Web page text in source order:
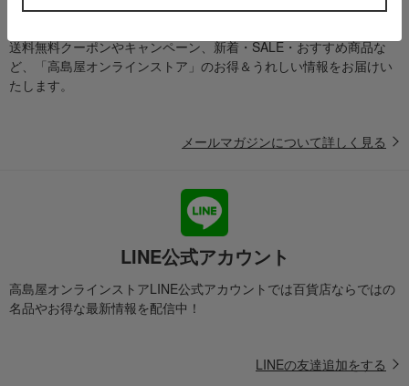
メールマガジン
送料無料クーポンやキャンペーン、新着・SALE・おすすめ商品な
ど、「高島屋オンラインストア」のお得＆うれしい情報をお届けい
たします。
メールマガジンについて詳しく見る
LINE公式アカウント
高島屋オンラインストアLINE公式アカウントでは百貨店ならではの
名品やお得な最新情報を配信中！
LINEの友達追加をする